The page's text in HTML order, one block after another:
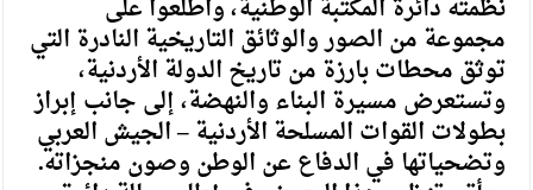
نظمته دائرة المكتبة الوطنية، واطلعوا على
مجموعة من الصور والوثائق التاريخية النادرة التي
توثق محطات بارزة من تاريخ الدولة الأردنية،
وتستعرض مسيرة البناء والنهضة، إلى جانب إبراز
بطولات القوات المسلحة الأردنية – الجيش العربي
وتضحياتها في الدفاع عن الوطن وصون منجزاته.